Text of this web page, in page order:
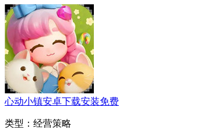
心动小镇安卓下载安装免费
类型： 经营策略